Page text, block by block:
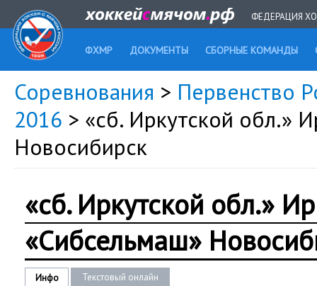
ФЕДЕРАЦИЯ
ФХМР ДОКУМЕНТЫ СБОРНЫЕ КОМАНДЫ
Соревнования > Первенство
2016 > «сб. Иркутской обл.»
Новосибирск
«сб. Иркутской обл.»
«Сибсельмаш»
Инфо Текстовый онлайн